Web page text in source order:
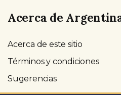
Acerca de
Acerca de este sitio
Términos y condiciones
Sugerencias